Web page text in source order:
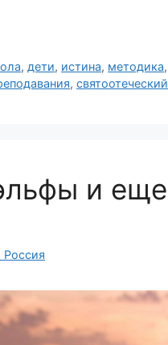
,дети, истина, методика,
,
и
Россия